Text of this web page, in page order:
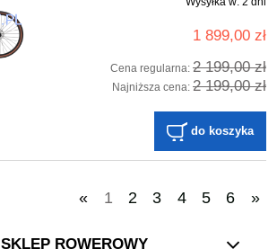
1 899,00 zł
Cena regularna: 2 199,00 zł
Najniższa cena: 2 199,00 zł
do koszyka
« 1 2 3 4 5 6 »
SKLEP ROWEROWY